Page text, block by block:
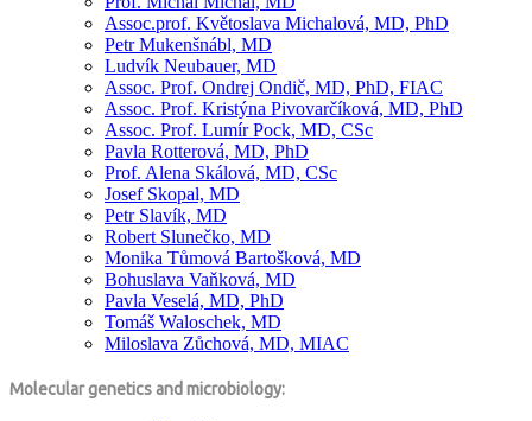
Assoc.prof. Květoslava Michalová, MD, PhD
Petr Mukenšnábl, MD
Ludvík Neubauer, MD
Assoc. Prof. Ondrej Ondič, MD, PhD, FIAC
Assoc. Prof. Kristýna Pivovarčíková, MD, PhD
Assoc. Prof. Lumír Pock, MD, CSc
Pavla Rotterová, MD, PhD
Prof. Alena Skálová, MD, CSc
Josef Skopal, MD
Petr Slavík, MD
Robert Slunečko, MD
Monika Tůmová Bartošková, MD
Bohuslava Vaňková, MD
Pavla Veselá, MD, PhD
Tomáš Waloschek, MD
Miloslava Zůchová, MD, MIAC
Molecular genetics and microbiology: